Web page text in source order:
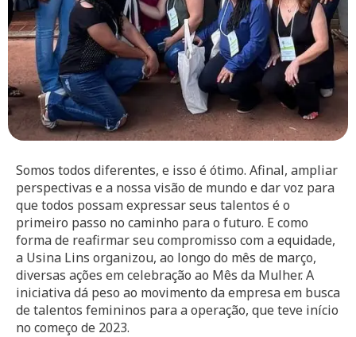
Somos todos diferentes, e isso é ótimo. Afinal, ampliar
perspectivas e a nossa visão de mundo e dar voz para
que todos possam expressar seus talentos é o
primeiro passo no caminho para o futuro. E como
forma de reafirmar seu compromisso com a equidade,
a Usina Lins organizou, ao longo do mês de março,
diversas ações em celebração ao Mês da Mulher. A
iniciativa dá peso ao movimento da empresa em busca
de talentos femininos para a operação, que teve início
no começo de 2023.